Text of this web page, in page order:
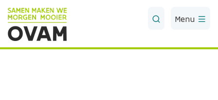
Skip to Main Content
Menu